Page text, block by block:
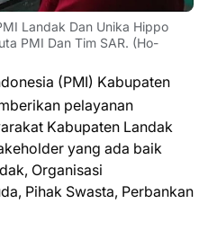
Landak Dan Unika Hippo
PMI Dan Tim SAR. (Ho-
(PMI) Kabupaten
pelayanan
Kabupaten Landak
yang ada baik
Organisasi
Pihak Swasta, Perbankan